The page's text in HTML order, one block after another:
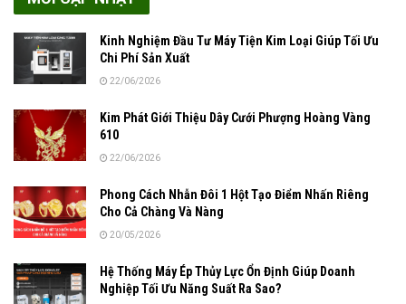
Kinh Nghiệm Đầu Tư Máy Tiện Kim Loại Giúp Tối Ưu
Chi Phí Sản Xuất
22/06/2026
Kim Phát Giới Thiệu Dây Cưới Phượng Hoàng Vàng
610
22/06/2026
Phong Cách Nhẫn Đôi 1 Hột Tạo Điểm Nhấn Riêng
Cho Cả Chàng Và Nàng
20/05/2026
Hệ Thống Máy Ép Thủy Lực Ổn Định Giúp Doanh
Nghiệp Tối Ưu Năng Suất Ra Sao?